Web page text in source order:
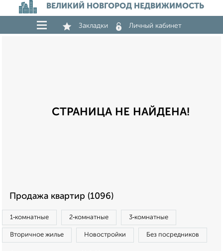
ВЕЛИКИЙ НОВГОРОД НЕДВИЖИМОСТЬ
Закладки Личный кабинет
СТРАНИЦА НЕ НАЙДЕНА!
Продажа квартир (1096)
1‑комнатные 2‑комнатные 3‑комнатные
Вторичное жилье Новостройки Без посредников